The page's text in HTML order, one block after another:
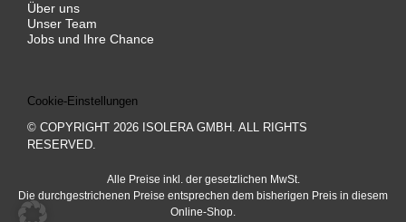
Über uns
Unser Team
Jobs und Ihre Chance
Cookie-Einstellungen
© COPYRIGHT 2026 ISOLERA GMBH. ALL RIGHTS
RESERVED.
Alle Preise inkl. der gesetzlichen MwSt.
Die durchgestrichenen Preise entsprechen dem bisherigen Preis in diesem
Online-Shop.